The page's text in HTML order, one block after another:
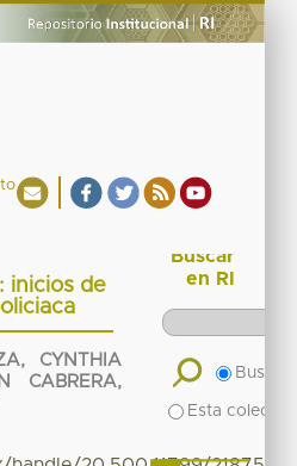
inicios de
CYNTHIA
CABRERA,
Buscar
en RI
Buscar
Esta